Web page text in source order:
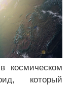
космическом
который